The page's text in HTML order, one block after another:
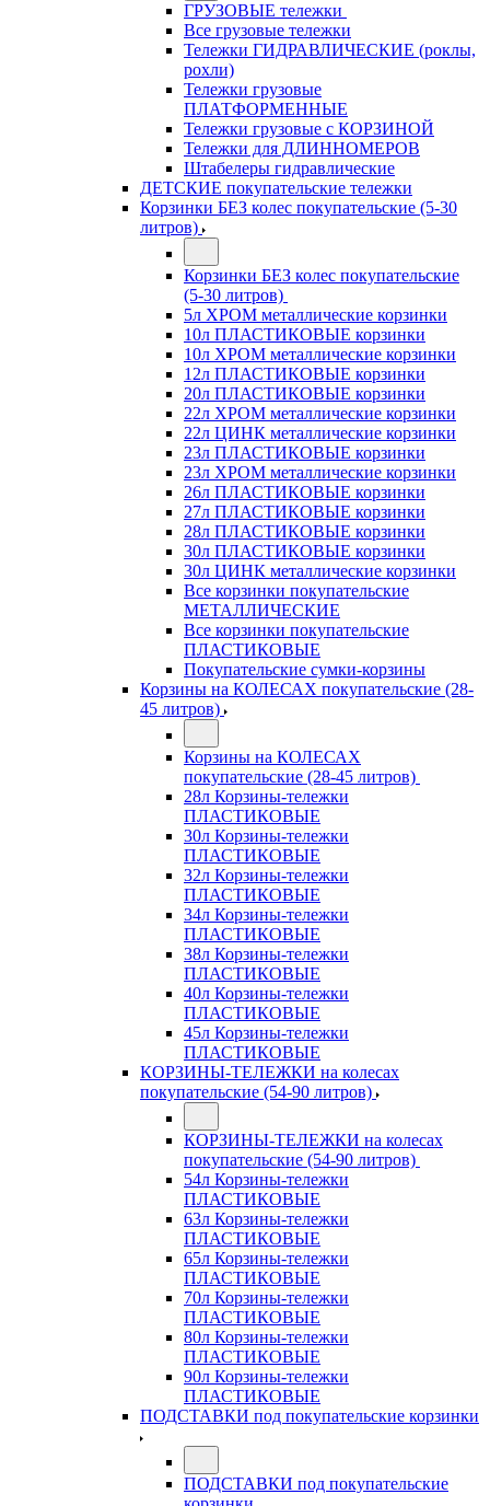
ГРУЗОВЫЕ тележки
Все грузовые тележки
Тележки ГИДРАВЛИЧЕСКИЕ (роклы,
рохли)
Тележки грузовые
ПЛАТФОРМЕННЫЕ
Тележки грузовые с КОРЗИНОЙ
Тележки для ДЛИННОМЕРОВ
Штабелеры гидравлические
ДЕТСКИЕ покупательские тележки
Корзинки БЕЗ колес покупательские (5-30
литров)
Корзинки БЕЗ колес покупательские
(5-30 литров)
5л ХРОМ металлические корзинки
10л ПЛАСТИКОВЫЕ корзинки
10л ХРОМ металлические корзинки
12л ПЛАСТИКОВЫЕ корзинки
20л ПЛАСТИКОВЫЕ корзинки
22л ХРОМ металлические корзинки
22л ЦИНК металлические корзинки
23л ПЛАСТИКОВЫЕ корзинки
23л ХРОМ металлические корзинки
26л ПЛАСТИКОВЫЕ корзинки
27л ПЛАСТИКОВЫЕ корзинки
28л ПЛАСТИКОВЫЕ корзинки
30л ПЛАСТИКОВЫЕ корзинки
30л ЦИНК металлические корзинки
Все корзинки покупательские
МЕТАЛЛИЧЕСКИЕ
Все корзинки покупательские
ПЛАСТИКОВЫЕ
Покупательские сумки-корзины
Корзины на КОЛЕСАХ покупательские (28-
45 литров)
Корзины на КОЛЕСАХ
покупательские (28-45 литров)
28л Корзины-тележки
ПЛАСТИКОВЫЕ
30л Корзины-тележки
ПЛАСТИКОВЫЕ
32л Корзины-тележки
ПЛАСТИКОВЫЕ
34л Корзины-тележки
ПЛАСТИКОВЫЕ
38л Корзины-тележки
ПЛАСТИКОВЫЕ
40л Корзины-тележки
ПЛАСТИКОВЫЕ
45л Корзины-тележки
ПЛАСТИКОВЫЕ
КОРЗИНЫ-ТЕЛЕЖКИ на колесах
покупательские (54-90 литров)
КОРЗИНЫ-ТЕЛЕЖКИ на колесах
покупательские (54-90 литров)
54л Корзины-тележки
ПЛАСТИКОВЫЕ
63л Корзины-тележки
ПЛАСТИКОВЫЕ
65л Корзины-тележки
ПЛАСТИКОВЫЕ
70л Корзины-тележки
ПЛАСТИКОВЫЕ
80л Корзины-тележки
ПЛАСТИКОВЫЕ
90л Корзины-тележки
ПЛАСТИКОВЫЕ
ПОДСТАВКИ под покупательские корзинки
ПОДСТАВКИ под покупательские